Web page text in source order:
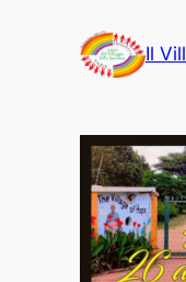
contenuto
Il